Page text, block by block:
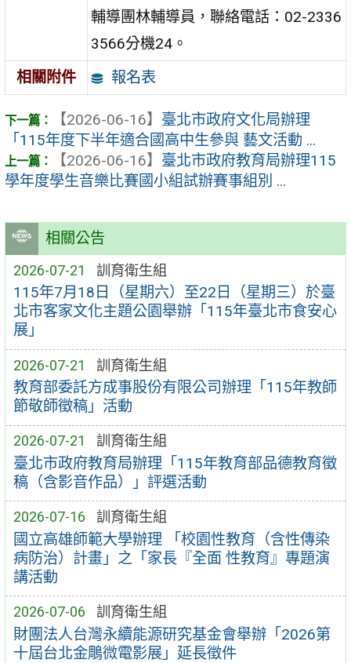
相關公告
2026-07-21 訓育衛生組
115年7月18日（星期六）至22日（星期三）於臺
北市客家文化主題公園舉辦「115年臺北市食安心
展」
2026-07-21 訓育衛生組
教育部委託方成事股份有限公司辦理「115年教師
節敬師徵稿」活動
2026-07-21 訓育衛生組
臺北市政府教育局辦理「115年教育部品德教育徵
稿（含影音作品）」評選活動
2026-07-16 訓育衛生組
國立高雄師範大學辦理 「校園性教育（含性傳染
病防治）計畫」之「家長『全面 性教育』專題演
講活動
2026-07-06 訓育衛生組
財團法人台灣永續能源研究基金會舉辦「2026第
十屆台北金鵰微電影展」延長徵件
輔導團林輔導員，聯絡電話：02-2336
3566分機24。
相關附件
報名表
【2026-06-16】 臺北市政府文化局辦理
「115年度下半年適合國高中生參與 藝文活動 ...
【2026-06-16】 臺北市政府教育局辦理115
學年度學生音樂比賽國小組試辦賽事組別 ...